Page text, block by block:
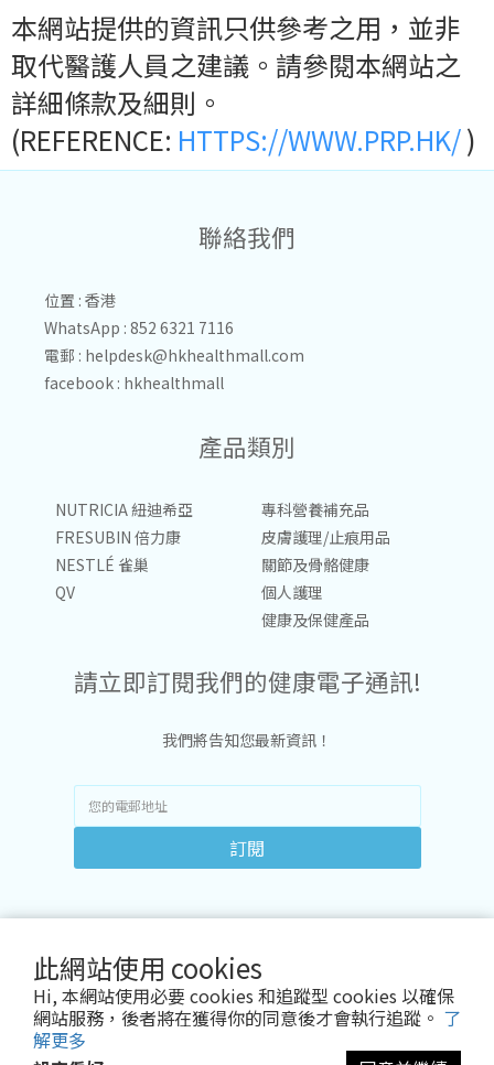
此網站使用 cookies
Hi, 本網站使用必要 cookies 和追蹤型 cookies 以確保
網站服務，後者將在獲得你的同意後才會執行追蹤。 了
解更多
本網站提供的資訊只供參考之用，並非
取代醫護人員之建議。請參閱本網站之
詳細條款及細則。
(REFERENCE: HTTPS://WWW.PRP.HK/)
聯絡我們
位置 : 香港
WhatsApp : 852 6321 7116
電郵 : helpdesk@hkhealthmall.com
facebook : hkhealthmall
產品類別
NUTRICIA 紐迪希亞
FRESUBIN 倍力康
NESTLÉ 雀巢
QV
專科營養補充品
皮膚護理/止痕用品
關節及骨骼健康
個人護理
健康及保健產品
請立即訂閱我們的健康電子通訊!
我們將告知您最新資訊！
訂閱